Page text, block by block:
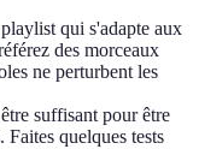
qui s'adapte aux
des morceaux
ne perturbent les
suffisant pour être
Faites quelques tests